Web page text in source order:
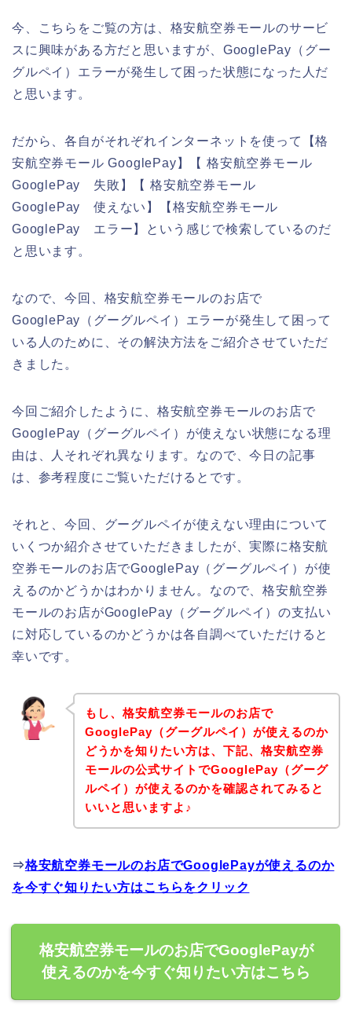
今、こちらをご覧の方は、格安航空券モールのサービ
スに興味がある方だと思いますが、GooglePay（グー
グルペイ）エラーが発生して困った状態になった人だ
と思います。
だから、各自がそれぞれインターネットを使って【格
安航空券モール GooglePay】【 格安航空券モール
GooglePay 失敗】【 格安航空券モール
GooglePay 使えない】【格安航空券モール
GooglePay エラー】という感じで検索しているのだ
と思います。
なので、今回、格安航空券モールのお店で
GooglePay（グーグルペイ）エラーが発生して困って
いる人のために、その解決方法をご紹介させていただ
きました。
今回ご紹介したように、格安航空券モールのお店で
GooglePay（グーグルペイ）が使えない状態になる理
由は、人それぞれ異なります。なので、今日の記事
は、参考程度にご覧いただけるとです。
それと、今回、グーグルペイが使えない理由について
いくつか紹介させていただきましたが、実際に格安航
空券モールのお店でGooglePay（グーグルペイ）が使
えるのかどうかはわかりません。なので、格安航空券
モールのお店がGooglePay（グーグルペイ）の支払い
に対応しているのかどうかは各自調べていただけると
幸いです。
もし、格安航空券モールのお店で
GooglePay（グーグルペイ）が使えるのか
どうかを知りたい方は、下記、格安航空券
モールの公式サイトでGooglePay（グーグ
ルペイ）が使えるのかを確認されてみると
いいと思いますよ♪
⇒格安航空券モールのお店でGooglePayが使えるのか
を今すぐ知りたい方はこちらをクリック
格安航空券モールのお店でGooglePayが
使えるのかを今すぐ知りたい方はこちら